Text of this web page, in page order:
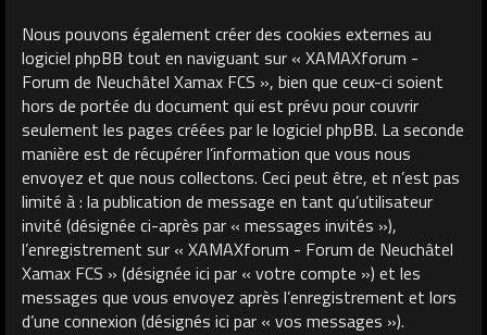
Nous pouvons également créer des cookies externes au
logiciel phpBB tout en naviguant sur « XAMAXforum -
Forum de Neuchâtel Xamax FCS », bien que ceux-ci soient
hors de portée du document qui est prévu pour couvrir
seulement les pages créées par le logiciel phpBB. La seconde
manière est de récupérer l’information que vous nous
envoyez et que nous collectons. Ceci peut être, et n’est pas
limité à : la publication de message en tant qu’utilisateur
invité (désignée ci-après par « messages invités »),
l’enregistrement sur « XAMAXforum - Forum de Neuchâtel
Xamax FCS » (désignée ici par « votre compte ») et les
messages que vous envoyez après l’enregistrement et lors
d’une connexion (désignés ici par « vos messages »).